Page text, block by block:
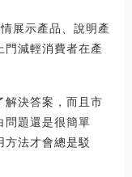
展示產品、說明產
門減輕消費者在產
解決答案，而且市
問題還是很簡單
方法才會總是駁